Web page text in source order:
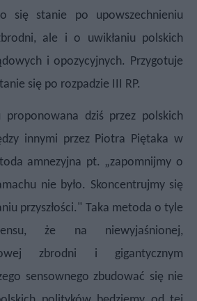
się stanie po upowszechnieniu
ale i o uwikłaniu polskich
i opozycyjnych. Przygotuje
się po rozpadzie III RP.
proponowana dziś przez polskich
innymi przez Piotra Piętaka w
amnezyjna pt. „zapomnijmy o
nie było. Skoncentrujmy się
przyszłości." Taka metoda o tyle
że na niewyjaśnionej,
zbrodni i gigantycznym
sensownego zbudować się nie